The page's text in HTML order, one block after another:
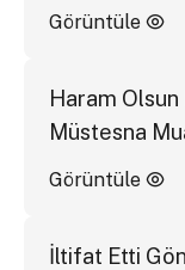
Görüntüle
Haram
Müstesna
Görüntüle
İltifat Etti